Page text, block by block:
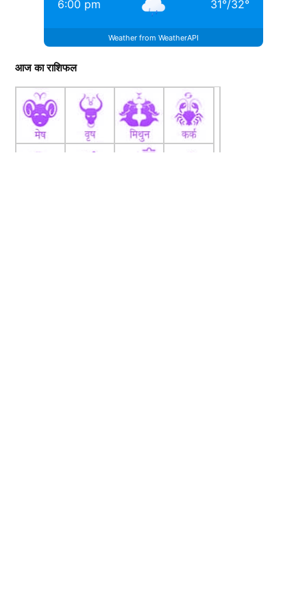
6:00 pm 31°/32°
Weather from WeatherAPI
आज का राशिफल